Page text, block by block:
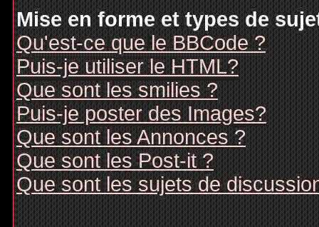
Mise en forme et types de
Qu'est-ce que le BBCode ?
Puis-je utiliser le HTML?
Que sont les smilies ?
Puis-je poster des Images?
Que sont les Annonces ?
Que sont les Post-it ?
Que sont les sujets de